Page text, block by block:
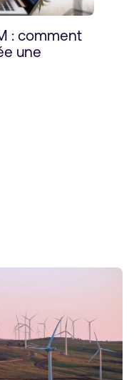
: comment
une